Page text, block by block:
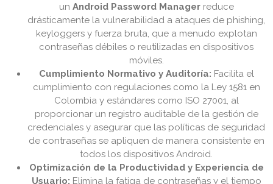
un Android Password Managerreduce
drásticamente la vulnerabilidad a ataques de phishing,
keyloggers y fuerza bruta, que a menudo explotan
contraseñas débiles o reutilizadas en dispositivos
móviles.
Cumplimiento Normativo y Auditoría: Facilita el
cumplimiento con regulaciones como la Ley 1581 en
Colombia y estándares como ISO 27001, al
proporcionar un registro auditable de la gestión de
credenciales y asegurar que las políticas de seguridad
de contraseñas se apliquen de manera consistente en
todos los dispositivos Android.
Optimización de la Productividad y Experiencia de
Usuario: Elimina la fatiga de contraseñas y el tiempo